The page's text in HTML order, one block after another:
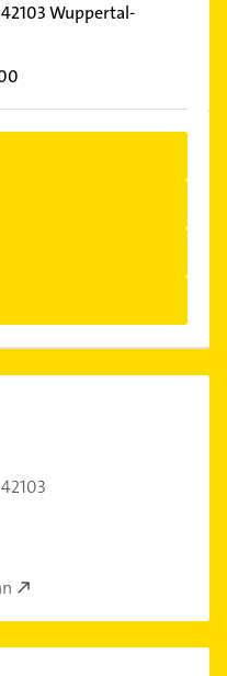
42103Wuppertal-
42103